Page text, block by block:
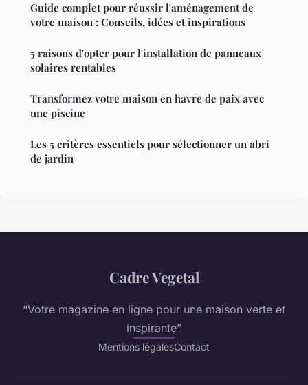
Guide complet pour réussir l'aménagement de
votre maison : Conseils, idées et inspirations
5 raisons d'opter pour l'installation de panneaux
solaires rentables
Transformez votre maison en havre de paix avec
une piscine
Les 5 critères essentiels pour sélectionner un abri
de jardin
Cadre Vegetal
“Votre magazine en ligne pour une maison verte et
inspirante”
Mentions légalesContact